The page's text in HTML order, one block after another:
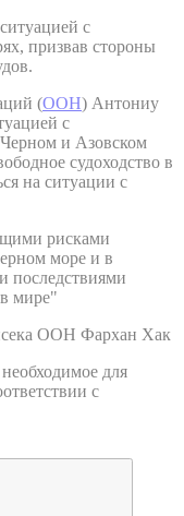
с
призвав стороны
(ООН) Антониу
с
и Азовском
судоходство в
на ситуации с
рисками
море и в
последствиями
мире"
ООН Фархан Хак
для
с